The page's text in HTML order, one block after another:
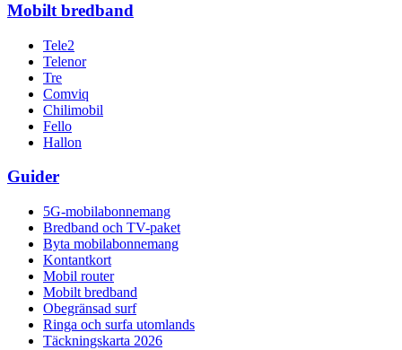
Mobilt bredband
Tele2
Telenor
Tre
Comviq
Chilimobil
Fello
Hallon
Guider
5G-mobilabonnemang
Bredband och TV-paket
Byta mobilabonnemang
Kontantkort
Mobil router
Mobilt bredband
Obegränsad surf
Ringa och surfa utomlands
Täckningskarta 2026